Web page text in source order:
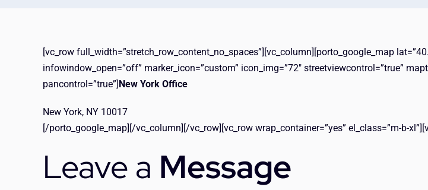
[vc_row full_width=”stretch_row_content_no_spaces”][vc_column][porto_google_map
infowindow_open=”off” marker_icon=”custom” icon_img=”72″ streetviewcontrol=”true”
pancontrol=”true”]New York Office
New York, NY 10017
[/porto_google_map][/vc_column][/vc_row][vc_row wrap_container=”yes” el_class=”m-b-
Leave a Message